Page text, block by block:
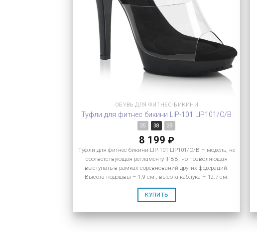
ОБУВЬ ДЛЯ ФИТНЕС-БИКИНИ
Туфли для фитнес бикини LIP-101 LIP101/C/B
35 38 39
8 199 ₽
Туфли для фитнес бикини LIP-101 LIP101/C/B – модель, не
соответствующая регламенту IFBB, но позволяющая
выступать в рамках соревнований других федераций.
Высота подошвы – 1.9 см., высота каблука – 12.7 см.
КУПИТЬ